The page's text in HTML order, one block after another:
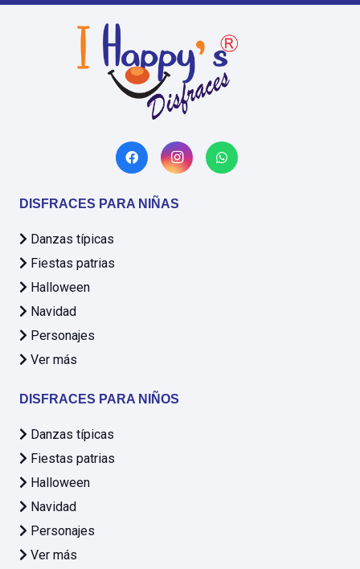
DISFRACES PARA NIÑAS
Danzas típicas
Fiestas patrias
Halloween
Navidad
Personajes
Ver más
DISFRACES PARA NIÑOS
Danzas típicas
Fiestas patrias
Halloween
Navidad
Personajes
Ver más